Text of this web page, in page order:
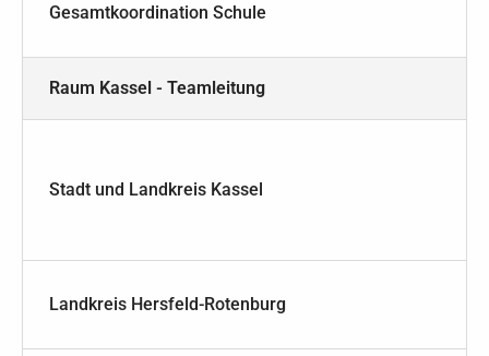
Gesamtkoordination Schule
Raum Kassel - Teamleitung
Stadt und Landkreis Kassel
Landkreis Hersfeld-Rotenburg